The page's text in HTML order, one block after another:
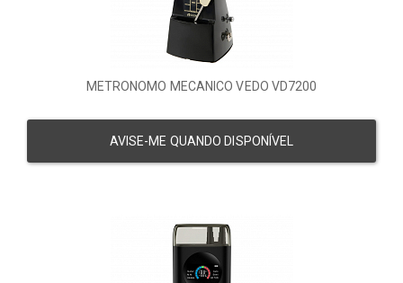
METRONOMO MECANICO VEDO VD7200
AVISE-ME QUANDO DISPONÍVEL